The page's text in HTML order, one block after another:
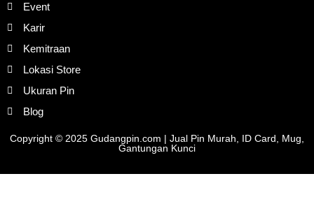
Event
Karir
Kemitraan
Lokasi Store
Ukuran Pin
Blog
Copyright © 2025 Gudangpin.com | Jual Pin Murah, ID Card, Mug,
Gantungan Kunci